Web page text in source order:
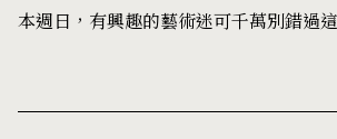
本週日，有興趣的藝術迷可千萬別錯過